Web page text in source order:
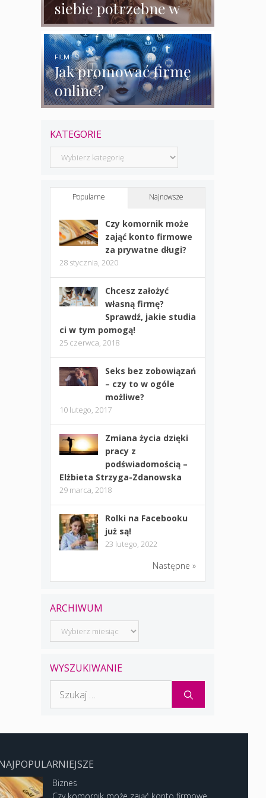
siebie potrzebne w
biznesie?
Jak promować firmę
online?
FILM
KATEGORIE
Kategorie
Popularne Najnowsze
Czy komornik może
zająć konto firmowe
za prywatne długi?
28 stycznia, 2020
Chcesz założyć
własną firmę?
Sprawdź, jakie studia
ci w tym pomogą!
25 czerwca, 2018
Seks bez zobowiązań
– czy to w ogóle
możliwe?
10 lutego, 2017
Zmiana życia dzięki
pracy z
podświadomością –
Elżbieta Strzyga-Zdanowska
29 marca, 2018
Rolki na Facebooku
już są!
23 lutego, 2022
Następne »
ARCHIWUM
Archiwum
WYSZUKIWANIE
Biznes